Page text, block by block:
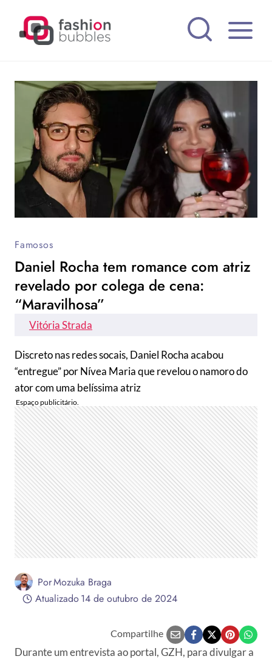
Famosos
Daniel Rocha tem romance com atriz
revelado por colega de cena:
“Maravilhosa”
Vitória Strada
Discreto nas redes socais, Daniel Rocha acabou
“entregue” por Nívea Maria que revelou o namoro do
ator com uma belíssima atriz
PorMozuka Braga
Atualizado14 de outubro de 2024
Compartilhe
Durante um entrevista ao portal, GZH, para divulgar a